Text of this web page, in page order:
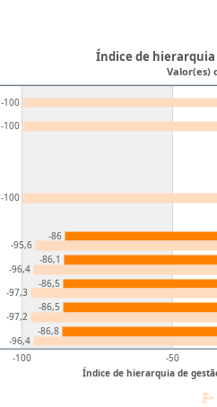
Índice de hierarquia de
-100 -50
-86
-86,1
-86,5
-86,5
-86,8
-100
-100
-100
-95,6
-96,4
-97,3
-97,2
-96,4
Índice de hierarquia
Valor(es)